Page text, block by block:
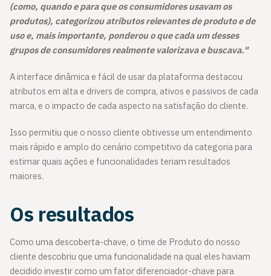
(como, quando e para que os consumidores usavam os
produtos), categorizou atributos relevantes de produto e de
uso e, mais importante, ponderou o que cada um desses
grupos de consumidores realmente valorizava e buscava."
A interface dinâmica e fácil de usar da plataforma destacou
atributos em alta e drivers de compra, ativos e passivos de cada
marca, e o impacto de cada aspecto na satisfação do cliente.
Isso permitiu que o nosso cliente obtivesse um entendimento
mais rápido e amplo do cenário competitivo da categoria para
estimar quais ações e funcionalidades teriam resultados
maiores.
Os resultados
Como uma descoberta-chave, o time de Produto do nosso
cliente descobriu que uma funcionalidade na qual eles haviam
decidido investir como um fator diferenciador-chave para